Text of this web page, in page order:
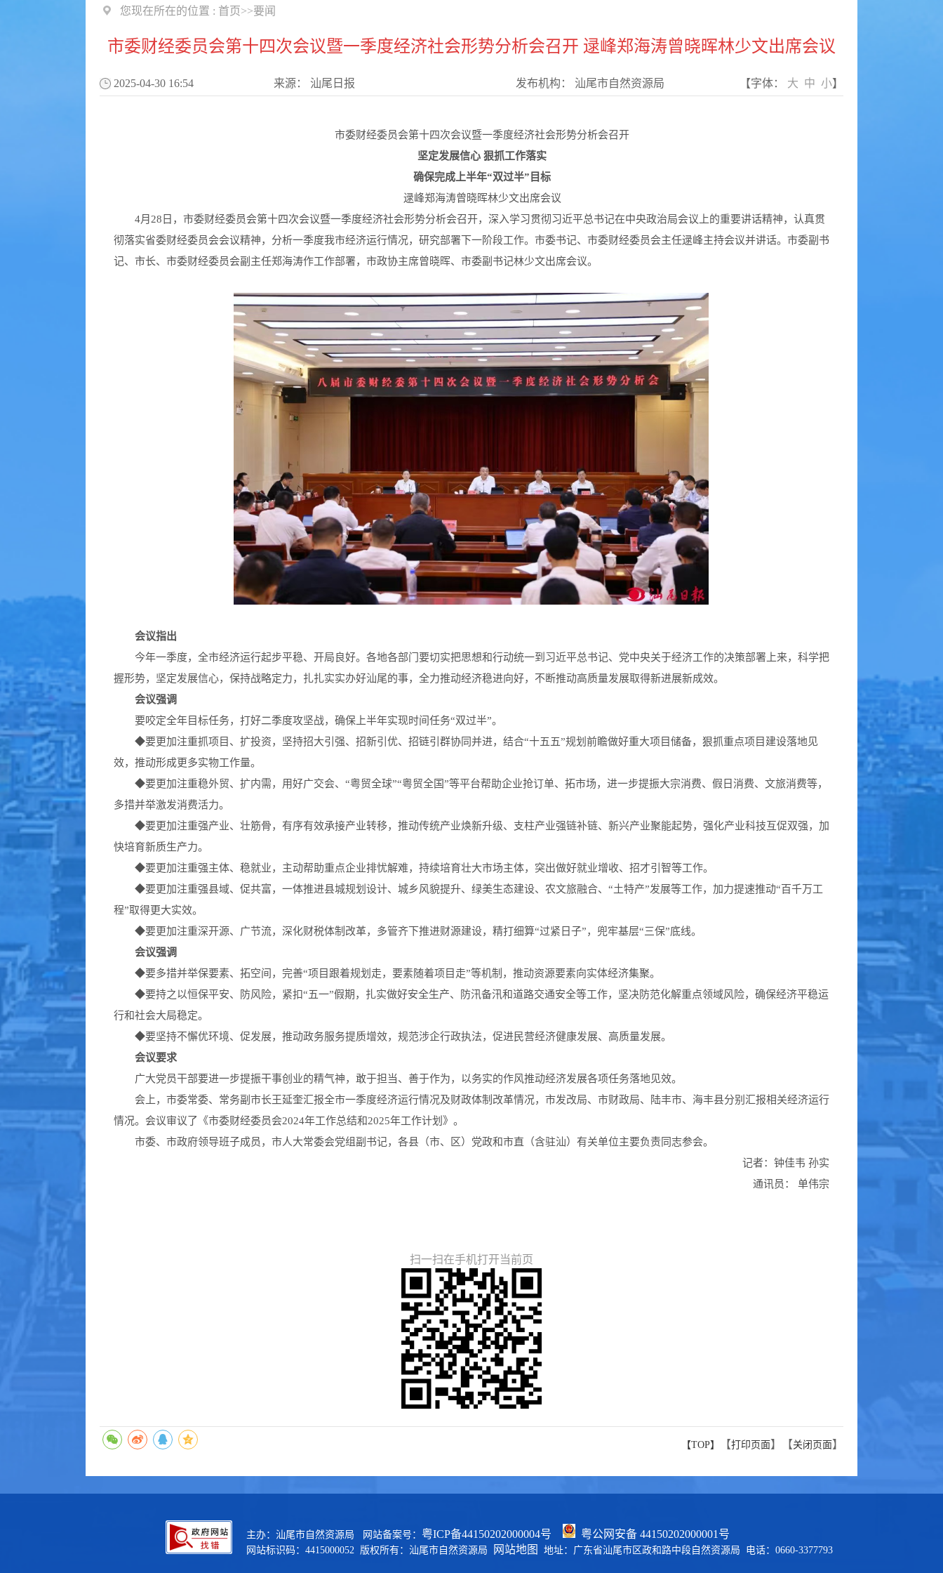
您现在所在的位置 : 首页>>要闻
市委财经委员会第十四次会议暨一季度经济社会形势分析会召开 逯峰郑海涛曾晓晖林少文出席会议
2025-04-30 16:54 来源： 汕尾日报 发布机构： 汕尾市自然资源局 【字体： 大 中 小】
市委财经委员会第十四次会议暨一季度经济社会形势分析会召开
坚定发展信心 狠抓工作落实
确保完成上半年“双过半”目标
逯峰郑海涛曾晓晖林少文出席会议
4月28日，市委财经委员会第十四次会议暨一季度经济社会形势分析会召开，深入学习贯彻习近平总书记在中央政治局会议上的重要讲话精神，认真贯
彻落实省委财经委员会会议精神，分析一季度我市经济运行情况，研究部署下一阶段工作。市委书记、市委财经委员会主任逯峰主持会议并讲话。市委副书
记、市长、市委财经委员会副主任郑海涛作工作部署，市政协主席曾晓晖、市委副书记林少文出席会议。
会议指出
今年一季度，全市经济运行起步平稳、开局良好。各地各部门要切实把思想和行动统一到习近平总书记、党中央关于经济工作的决策部署上来，科学把
握形势，坚定发展信心，保持战略定力，扎扎实实办好汕尾的事，全力推动经济稳进向好，不断推动高质量发展取得新进展新成效。
会议强调
要咬定全年目标任务，打好二季度攻坚战，确保上半年实现时间任务“双过半”。
◆要更加注重抓项目、扩投资，坚持招大引强、招新引优、招链引群协同并进，结合“十五五”规划前瞻做好重大项目储备，狠抓重点项目建设落地见
效，推动形成更多实物工作量。
◆要更加注重稳外贸、扩内需，用好广交会、“粤贸全球”“粤贸全国”等平台帮助企业抢订单、拓市场，进一步提振大宗消费、假日消费、文旅消费等，
多措并举激发消费活力。
◆要更加注重强产业、壮筋骨，有序有效承接产业转移，推动传统产业焕新升级、支柱产业强链补链、新兴产业聚能起势，强化产业科技互促双强，加
快培育新质生产力。
◆要更加注重强主体、稳就业，主动帮助重点企业排忧解难，持续培育壮大市场主体，突出做好就业增收、招才引智等工作。
◆要更加注重强县域、促共富，一体推进县城规划设计、城乡风貌提升、绿美生态建设、农文旅融合、“土特产”发展等工作，加力提速推动“百千万工
程”取得更大实效。
◆要更加注重深开源、广节流，深化财税体制改革，多管齐下推进财源建设，精打细算“过紧日子”，兜牢基层“三保”底线。
会议强调
◆要多措并举保要素、拓空间，完善“项目跟着规划走，要素随着项目走”等机制，推动资源要素向实体经济集聚。
◆要持之以恒保平安、防风险，紧扣“五一”假期，扎实做好安全生产、防汛备汛和道路交通安全等工作，坚决防范化解重点领域风险，确保经济平稳运
行和社会大局稳定。
◆要坚持不懈优环境、促发展，推动政务服务提质增效，规范涉企行政执法，促进民营经济健康发展、高质量发展。
会议要求
广大党员干部要进一步提振干事创业的精气神，敢于担当、善于作为，以务实的作风推动经济发展各项任务落地见效。
会上，市委常委、常务副市长王延奎汇报全市一季度经济运行情况及财政体制改革情况，市发改局、市财政局、陆丰市、海丰县分别汇报相关经济运行
情况。会议审议了《市委财经委员会2024年工作总结和2025年工作计划》。
市委、市政府领导班子成员，市人大常委会党组副书记，各县（市、区）党政和市直（含驻汕）有关单位主要负责同志参会。
记者：钟佳韦 孙实
通讯员： 单伟宗
扫一扫在手机打开当前页
【TOP】 【打印页面】【关闭页面】
主办：汕尾市自然资源局 网站备案号： 粤ICP备44150202000004号 粤公网安备 44150202000001号
网站标识码：4415000052 版权所有：汕尾市自然资源局 网站地图 地址：广东省汕尾市区政和路中段自然资源局 电话：0660-3377793